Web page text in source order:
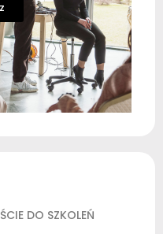
DO SZKOLEŃ